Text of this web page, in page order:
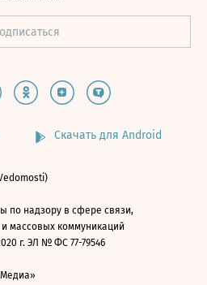
Скачать для Android
по надзору в сфере связи,
массовых коммуникаций
г. ЭЛ № ФС 77-79546
Медиа»